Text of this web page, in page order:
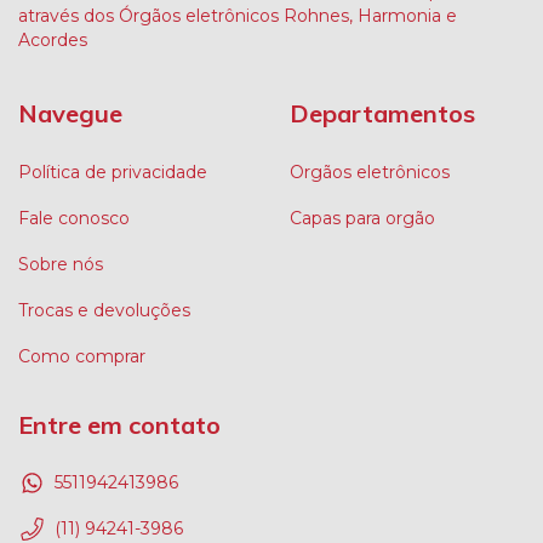
através dos Órgãos eletrônicos Rohnes, Harmonia e
Acordes
Navegue
Política de privacidade
Fale conosco
Sobre nós
Trocas e devoluções
Como comprar
Departamentos
Orgãos eletrônicos
Capas para orgão
Entre em contato
5511942413986
(11) 94241-3986